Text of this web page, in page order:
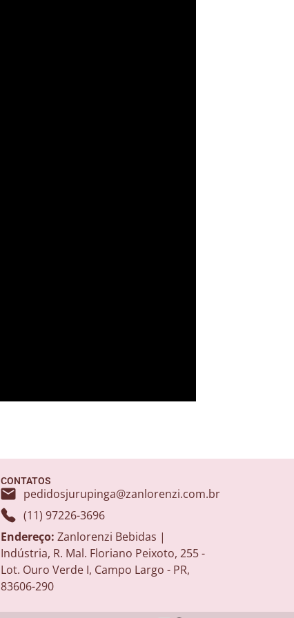
CONTATOS
pedidosjurupinga@zanlorenzi.com.br
(11) 97226-3696
Endereço: Zanlorenzi Bebidas |
Indústria, R. Mal. Floriano Peixoto, 255 -
Lot. Ouro Verde I, Campo Largo - PR,
83606-290